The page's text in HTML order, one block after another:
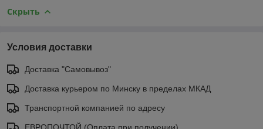
Скрыть
Условия доставки
Доставка "Самовывоз"
Доставка курьером по Минску в пределах МКАД
Транспортной компанией по адресу
ЕВРОПОЧТОЙ (Оплата при получении)